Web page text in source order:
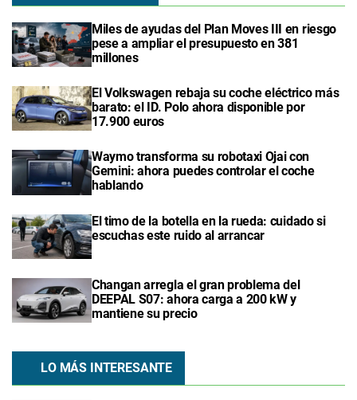
Miles de ayudas del Plan Moves III en riesgo
pese a ampliar el presupuesto en 381
millones
El Volkswagen rebaja su coche eléctrico más
barato: el ID. Polo ahora disponible por
17.900 euros
Waymo transforma su robotaxi Ojai con
Gemini: ahora puedes controlar el coche
hablando
El timo de la botella en la rueda: cuidado si
escuchas este ruido al arrancar
Changan arregla el gran problema del
DEEPAL S07: ahora carga a 200 kW y
mantiene su precio
LO MÁS INTERESANTE